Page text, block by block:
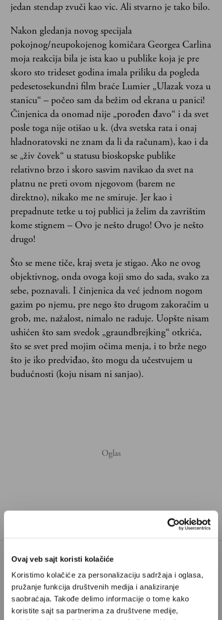
Ovaj veb sajt koristi kolačiće
Koristimo kolačiće za personalizaciju sadržaja i oglasa,
pružanje funkcija društvenih medija i analiziranje
saobraćaja. Takođe delimo informacije o tome kako
koristite sajt sa partnerima za društvene medije,
jedan stendap zvuči kao vic. Ali stvarno je tako bilo.
Nakon gledanja novog specijala
pokojnog/neupokojenog komičara Georgea Carlina
moja reakcija bila je ista kao u publike koja je pre
skoro sto trideset godina imala priliku da pogleda
pedesetosekundni film braće Lumier „Ulazak voza u
stanicu“ – počeo sam da bežim od ekrana u panici!
Činjenica da onomad nije „porođen đavo“ i da svet
posle toga nije otišao u k. (dva svetska rata i onaj
hladnoratovski ne znam da li da računam), kao i da
se „živ čovek“ u statusu bioskopske publike
relativno brzo i skoro sasvim navikao da svet na
platnu ne preti ovom njegovom (barem ne
direktno), nikako me ne smiruje. Jer kao i
prepadnute tetke u toj publici ja želim da zavrištim
kome stignem – Ovo je nešto drugo! Ovo je nešto
drugo!
Što se mene tiče, kraj sveta je stigao. Ako ne ovog
objektivnog, onda ovoga koji smo do sada, svako za
sebe, poznavali. I činjenica da već jednom nogom
gazim po njemu, pre nego što drugom zakoračim u
grob, me, nažalost, nimalo ne raduje. Uopšte nisam
ushićen što sam svedok „graundbrejking“ otkrića,
što se svet pred mojim očima menja, i to brže nego
što je iko predviđao, što mogu da učestvujem u
budućnosti (koju nisam ni sanjao).
Poštovani, da biste nastavili sa čitanjem naših
premium sadržaja, neophodno je da
odaberete jedan od planova pretplate.